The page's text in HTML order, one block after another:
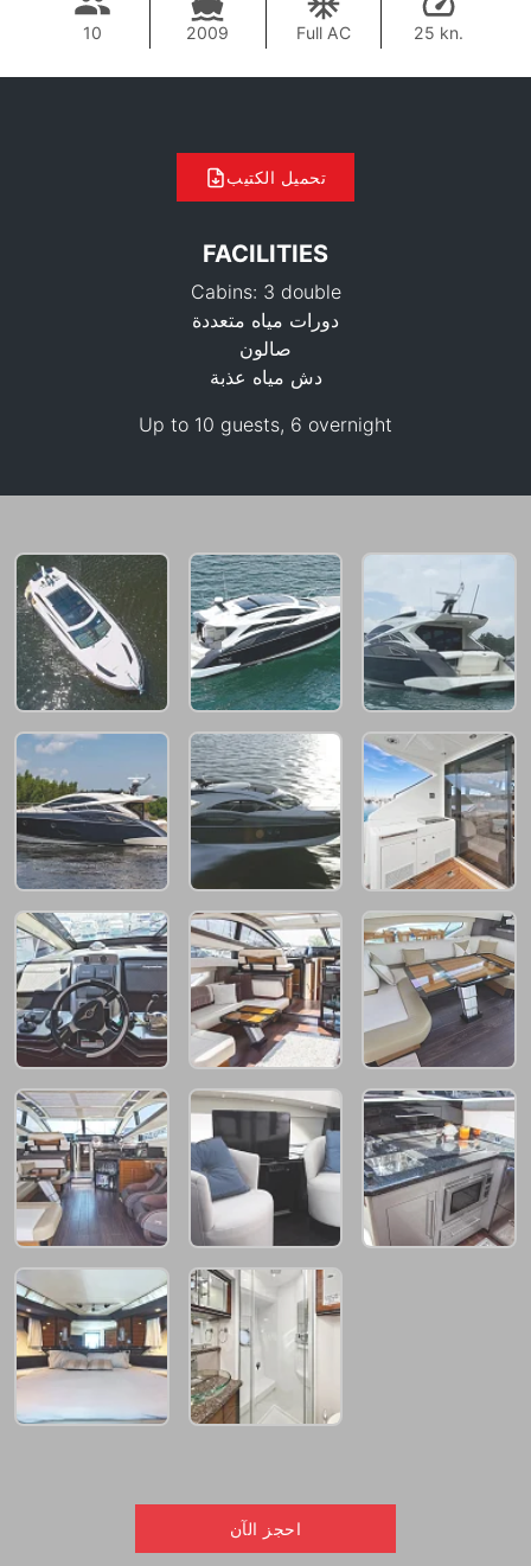
10 2009 Full AC 25 kn.
تحميل الكتيب
FACILITIES
Cabins: 3 double
دورات مياه متعددة
صالون
دش مياه عذبة
Up to 10 guests, 6 overnight
احجز الآن